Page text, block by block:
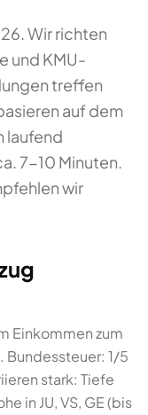
Wir richten
und KMU-
treffen
auf dem
laufend
7-10 Minuten.
wir
Einkommen zum
Bundessteuer: 1/5
stark: Tiefe
in JU, VS, GE (bis